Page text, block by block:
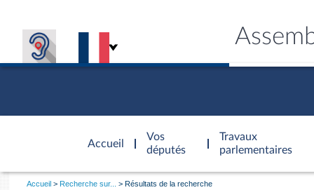
Accueil
d'accueil
Vos
députés
Travaux
parlementaires
Vous
Accueil Recherche sur... Résultats de la recherche